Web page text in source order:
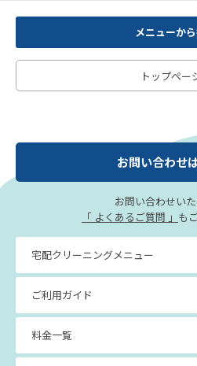
メニューか
トップペー
お問い合わせ
お問い合わせい
「 よくあるご質問 」 も
宅配クリーニングメニュー
ご利用ガイド
料金一覧